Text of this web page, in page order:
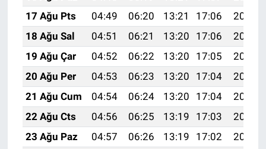
17 Ağu Pts
04:49 06:20 13:21 17:06
20:11
18 Ağu Sal
04:51 06:21 13:20 17:06
20:10
19 Ağu Çar
04:52 06:22 13:20 17:05
20:08
20 Ağu Per
04:53 06:23 13:20 17:04
20:07
21 Ağu Cum
04:54 06:24 13:20 17:04
20:06
22 Ağu Cts
04:56 06:25 13:19 17:03
20:04
23 Ağu Paz
04:57 06:26 13:19 17:02
20:03